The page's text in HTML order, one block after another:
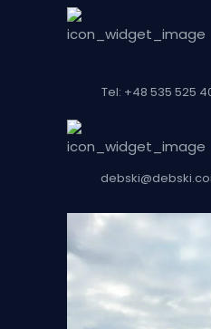
Tel: +48 535 525